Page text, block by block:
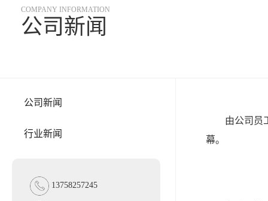
COMPANY INFORMATION
公司新闻
公司新闻
行业新闻
13758257245
由公司员工
幕。